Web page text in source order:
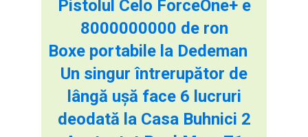
Pistolul Celo ForceOne+ e
8000000000 de ron
Boxe portabile la Dedeman
Un singur întrerupător de
lângă ușă face 6 lucruri
deodată la Casa Buhnici 2